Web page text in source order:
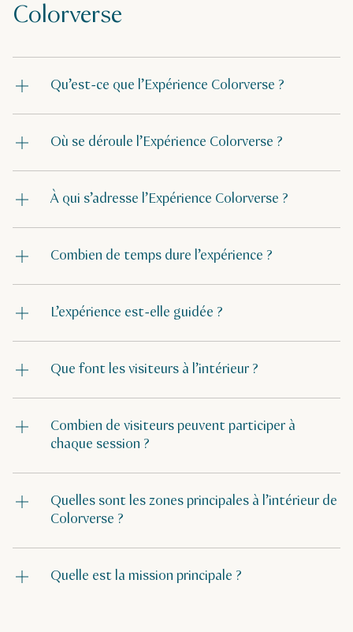
Colorverse
Qu’est-ce que l’Expérience Colorverse ?
Où se déroule l’Expérience Colorverse ?
À qui s’adresse l’Expérience Colorverse ?
Combien de temps dure l’expérience ?
L’expérience est-elle guidée ?
Que font les visiteurs à l’intérieur ?
Combien de visiteurs peuvent participer à
chaque session ?
Quelles sont les zones principales à l’intérieur de
Colorverse ?
Quelle est la mission principale ?